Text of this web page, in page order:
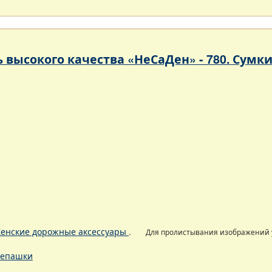
высокого качества «НеСаДен» - 780.
дорожные аксессуары . Для пролистывания